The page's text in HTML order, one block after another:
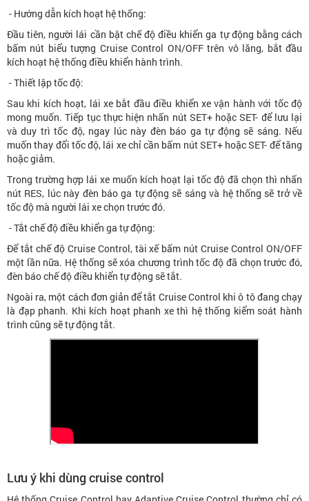
- Hướng dẫn kích hoạt hệ thống:
Đầu tiên, người lái cần bật chế độ điều khiển ga tự động bằng cách
bấm nút biểu tượng Cruise Control ON/OFF trên vô lăng, bắt đầu
kích hoạt hệ thống điều khiển hành trình.
- Thiết lập tốc độ:
Sau khi kích hoạt, lái xe bắt đầu điều khiển xe vận hành với tốc độ
mong muốn. Tiếp tục thực hiện nhấn nút SET+ hoặc SET- để lưu lại
và duy trì tốc độ, ngay lúc này đèn báo ga tự động sẽ sáng. Nếu
muốn thay đổi tốc độ, lái xe chỉ cần bấm nút SET+ hoặc SET- để tăng
hoặc giảm.
Trong trường hợp lái xe muốn kích hoạt lại tốc độ đã chọn thì nhấn
nút RES, lúc này đèn báo ga tự động sẽ sáng và hệ thống sẽ trở về
tốc độ mà người lái xe chọn trước đó.
- Tắt chế độ điều khiển ga tự động:
Để tắt chế độ Cruise Control, tài xế bấm nút Cruise Control ON/OFF
một lần nữa. Hệ thống sẽ xóa chương trình tốc độ đã chọn trước đó,
đèn báo chế độ điều khiển tự động sẽ tắt.
Ngoài ra, một cách đơn giản để tắt Cruise Control khi ô tô đang chạy
là đạp phanh. Khi kích hoạt phanh xe thì hệ thống kiểm soát hành
trình cũng sẽ tự động tắt.
Lưu ý khi dùng cruise control